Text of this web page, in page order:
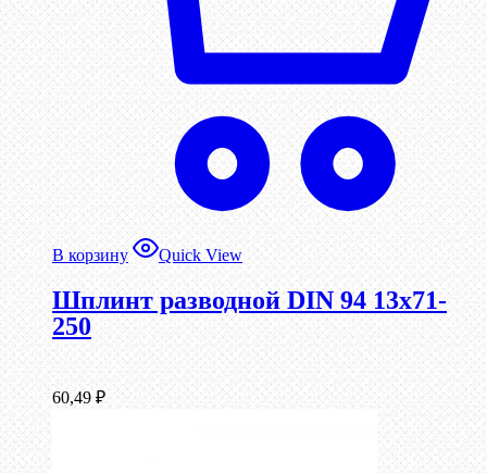
В корзину Quick View
Шплинт разводной DIN 94 13х71-
250
60,49 ₽